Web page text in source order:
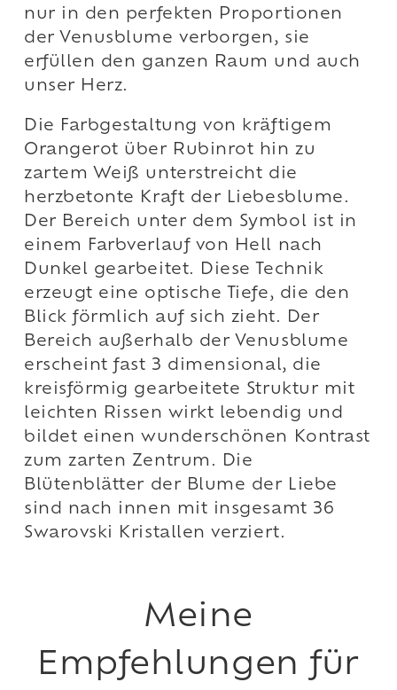
nur in den perfekten Proportionen
der Venusblume verborgen, sie
erfüllen den ganzen Raum und auch
unser Herz.
Die Farbgestaltung von kräftigem
Orangerot über Rubinrot hin zu
zartem Weiß unterstreicht die
herzbetonte Kraft der Liebesblume.
Der Bereich unter dem Symbol ist in
einem Farbverlauf von Hell nach
Dunkel gearbeitet. Diese Technik
erzeugt eine optische Tiefe, die den
Blick förmlich auf sich zieht. Der
Bereich außerhalb der Venusblume
erscheint fast 3 dimensional, die
kreisförmig gearbeitete Struktur mit
leichten Rissen wirkt lebendig und
bildet einen wunderschönen Kontrast
zum zarten Zentrum. Die
Blütenblätter der Blume der Liebe
sind nach innen mit insgesamt 36
Swarovski Kristallen verziert.